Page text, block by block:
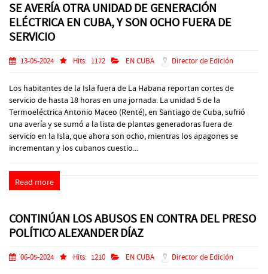
SE AVERÍA OTRA UNIDAD DE GENERACIÓN
ELÉCTRICA EN CUBA, Y SON OCHO FUERA DE
SERVICIO
13-05-2024 Hits: 1172 EN CUBA Director de Edición
Los habitantes de la Isla fuera de La Habana reportan cortes de
servicio de hasta 18 horas en una jornada. La unidad 5 de la
Termoeléctrica Antonio Maceo (Renté), en Santiago de Cuba, sufrió
una avería y se sumó a la lista de plantas generadoras fuera de
servicio en la Isla, que ahora son ocho, mientras los apagones se
incrementan y los cubanos cuestio...
Read more
CONTINÚAN LOS ABUSOS EN CONTRA DEL PRESO
POLÍTICO ALEXANDER DÍAZ
06-05-2024 Hits: 1210 EN CUBA Director de Edición